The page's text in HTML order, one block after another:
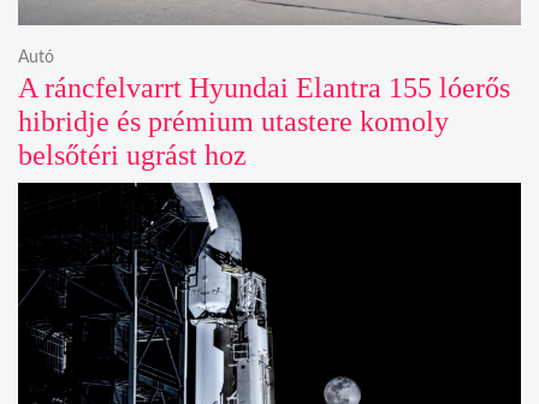
A ráncfelvarrt Hyundai Elantra 155 lóerős
hibridje és prémium utastere komoly
belsőtéri ugrást hoz
Autó